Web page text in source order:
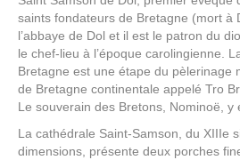
saints fondateurs de Bretagne (mort à
l’abbaye de Dol et il est le patron du
le chef-lieu à l’époque carolingienne.
Bretagne est une étape du pèlerinage
de Bretagne continentale appelé Tro
Le souverain des Bretons, Nominoë, y
La cathédrale Saint-Samson, du XIIIe
dimensions, présente deux porches